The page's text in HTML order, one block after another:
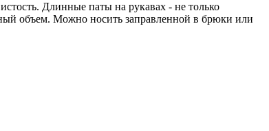
Длинные паты на рукавах - не только
объем. Можно носить заправленной в брюки или